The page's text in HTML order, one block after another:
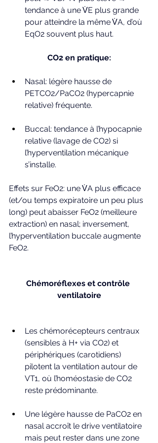
tendance à une V̇E plus grande
pour atteindre la même V̇A, d’où
EqO2 souvent plus haut.
CO2 en pratique:
Nasal: légère hausse de
PETCO2/PaCO2 (hypercapnie
relative) fréquente.
Buccal: tendance à l’hypocapnie
relative (lavage de CO2) si
l’hyperventilation mécanique
s’installe.
Effets sur FeO2: une V̇A plus efficace
(et/ou temps expiratoire un peu plus
long) peut abaisser FeO2 (meilleure
extraction) en nasal; inversement,
l’hyperventilation buccale augmente
FeO2.
Chémoréflexes et contrôle
ventilatoire
Les chémorécepteurs centraux
(sensibles à H+ via CO2) et
périphériques (carotidiens)
pilotent la ventilation autour de
VT1, où l’homéostasie de CO2
reste prédominante.
Une légère hausse de PaCO2 en
nasal accroît le drive ventilatoire
mais peut rester dans une zone